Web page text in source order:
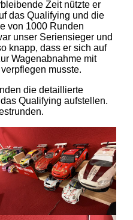
Zeit nützte er
das Qualifying und die
von 1000 Runden
unser Seriensieger und
knapp, dass er sich auf
Wagenabnahme mit
musste.
die detaillierte
Qualifying aufstellen.